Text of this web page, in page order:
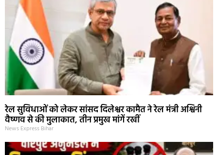
रेल सुविधाओं को लेकर सांसद दिलेश्वर कामैत ने रेल मंत्री अश्विनी
वैष्णव से की मुलाकात, तीन प्रमुख मांगें रखीं
News Express Bihar